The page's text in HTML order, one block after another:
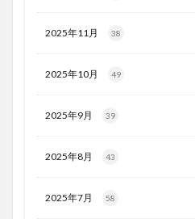
2025年11月 38
2025年10月 49
2025年9月 39
2025年8月 43
2025年7月 58